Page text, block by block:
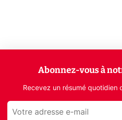
Abonnez-vous à
Recevez un résumé quotidien